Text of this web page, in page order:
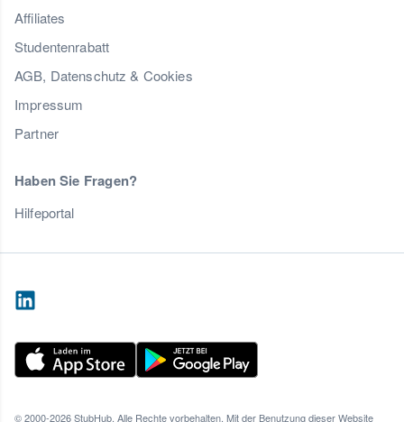
Affiliates
Studentenrabatt
AGB, Datenschutz & Cookies
Impressum
Partner
Haben Sie Fragen?
Hilfeportal
© 2000-2026 StubHub. Alle Rechte vorbehalten. Mit der Benutzung dieser Website